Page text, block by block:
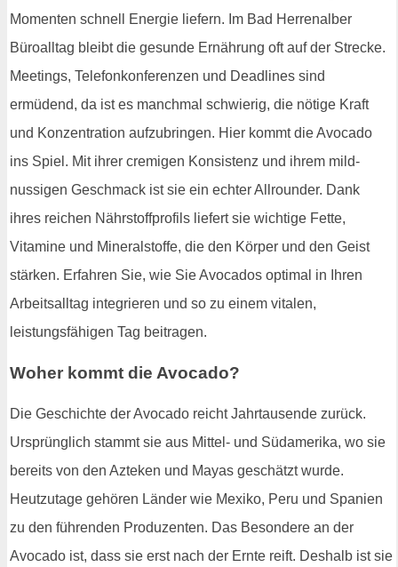
Momenten schnell Energie liefern. Im Bad Herrenalber
Büroalltag bleibt die gesunde Ernährung oft auf der Strecke.
Meetings, Telefonkonferenzen und Deadlines sind
ermüdend, da ist es manchmal schwierig, die nötige Kraft
und Konzentration aufzubringen. Hier kommt die Avocado
ins Spiel. Mit ihrer cremigen Konsistenz und ihrem mild-
nussigen Geschmack ist sie ein echter Allrounder. Dank
ihres reichen Nährstoffprofils liefert sie wichtige Fette,
Vitamine und Mineralstoffe, die den Körper und den Geist
stärken. Erfahren Sie, wie Sie Avocados optimal in Ihren
Arbeitsalltag integrieren und so zu einem vitalen,
leistungsfähigen Tag beitragen.
Woher kommt die Avocado?
Die Geschichte der Avocado reicht Jahrtausende zurück.
Ursprünglich stammt sie aus Mittel- und Südamerika, wo sie
bereits von den Azteken und Mayas geschätzt wurde.
Heutzutage gehören Länder wie Mexiko, Peru und Spanien
zu den führenden Produzenten. Das Besondere an der
Avocado ist, dass sie erst nach der Ernte reift. Deshalb ist sie